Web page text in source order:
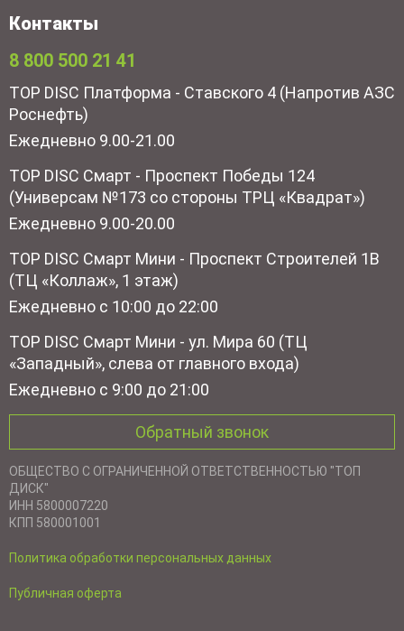
Контакты
8 800 500 21 41
TOP DISC Платформа - Ставского 4 (Напротив АЗС
Роснефть)
Ежедневно 9.00-21.00
TOP DISC Смарт - Проспект Победы 124
(Универсам №173 со стороны ТРЦ «Квадрат»)
Ежедневно 9.00-20.00
TOP DISC Смарт Мини - Проспект Строителей 1В
(ТЦ «Коллаж», 1 этаж)
Ежедневно с 10:00 до 22:00
TOP DISC Смарт Мини - ул. Мира 60 (ТЦ
«Западный», слева от главного входа)
Ежедневно с 9:00 до 21:00
Обратный звонок
ОБЩЕСТВО С ОГРАНИЧЕННОЙ ОТВЕТСТВЕННОСТЬЮ "ТОП
ДИСК"
ИНН 5800007220
КПП 580001001
Политика обработки персональных данных
Публичная оферта